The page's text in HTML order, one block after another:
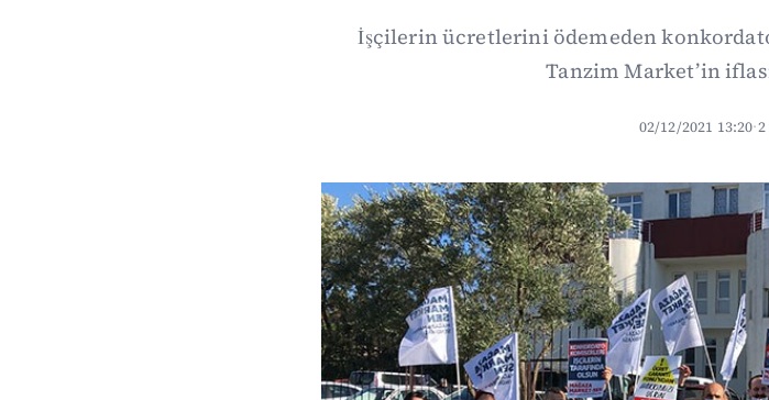
İşçilerin ücretlerini ödemeden
Tanzim Market’in
02/12/2021 13:20·